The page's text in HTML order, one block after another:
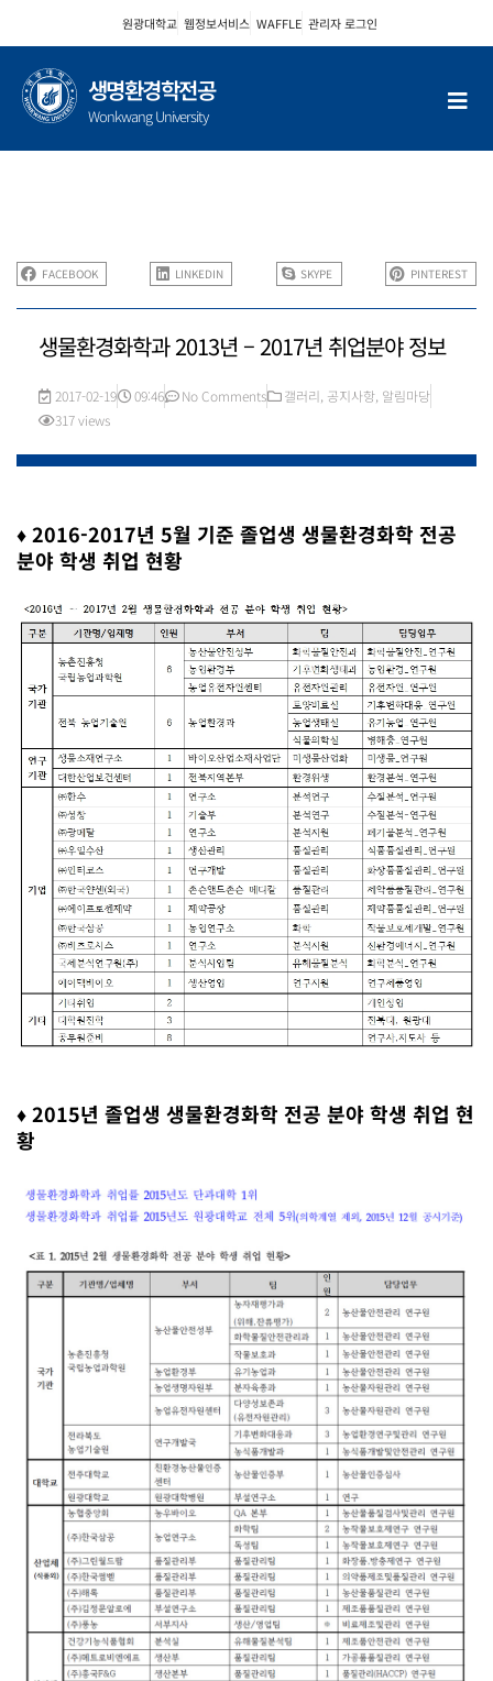
뛰
원광대학교 웹정보서비스 WAFFLE 관리자 로그인
생명환경학전공
Wonkwang University
FACEBOOK LINKEDIN SKYPE PINTEREST
생물환경화학과 2013년 – 2017년 취업분야 정보
2017-02-19 09:46 No Comments 갤러리, 공지사항, 알림마당
317 views
♦ 2016-2017년 5월 기준 졸업생 생물환경화학 전공
분야 학생 취업 현황
♦ 2015년 졸업생 생물환경화학 전공 분야 학생 취업 현
황